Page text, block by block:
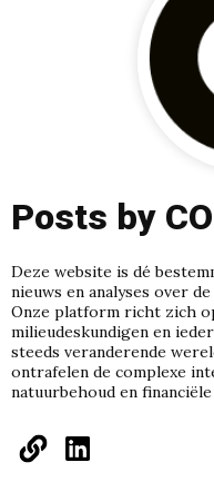
Posts by
Deze website is dé
nieuws en analyses over
Onze platform richt zich
milieudeskundigen en
steeds veranderende
ontrafelen de complexe
natuurbehoud en